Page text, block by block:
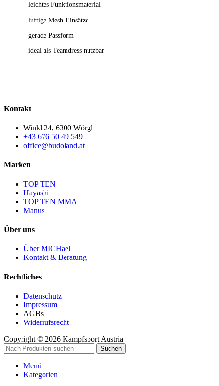
leichtes Funktionsmaterial
luftige Mesh-Einsätze
gerade Passform
ideal als Teamdress nutzbar
Kontakt
Winkl 24, 6300 Wörgl
+43 676 50 49 549
office@budoland.at
Marken
TOP TEN
Hayashi
TOP TEN MMA
Manus
Über uns
Über MICHael
Kontakt & Beratung
Rechtliches
Datenschutz
Impressum
AGBs
Widerrufsrecht
Copyright © 2026 Kampfsport Austria
Suchen
Menü
Kategorien